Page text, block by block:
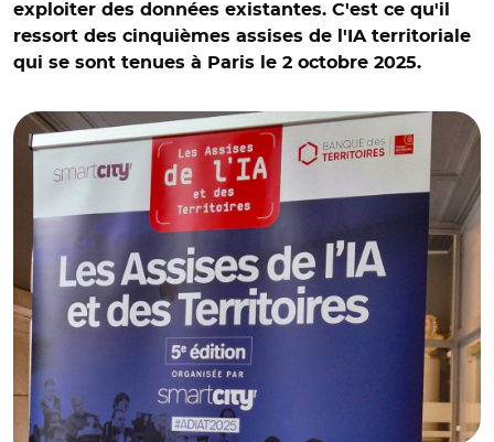
exploiter des données existantes. C'est ce qu'il
ressort des cinquièmes assises de l'IA territoriale
qui se sont tenues à Paris le 2 octobre 2025.